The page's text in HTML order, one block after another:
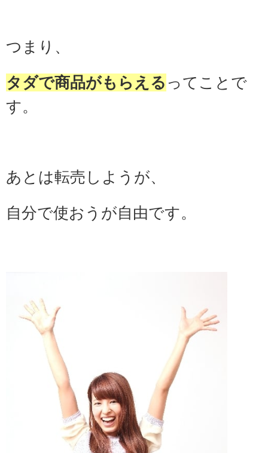
つまり、
タダで商品がもらえる ってことで
す。
あとは転売しようが、
自分で使おうが自由です。